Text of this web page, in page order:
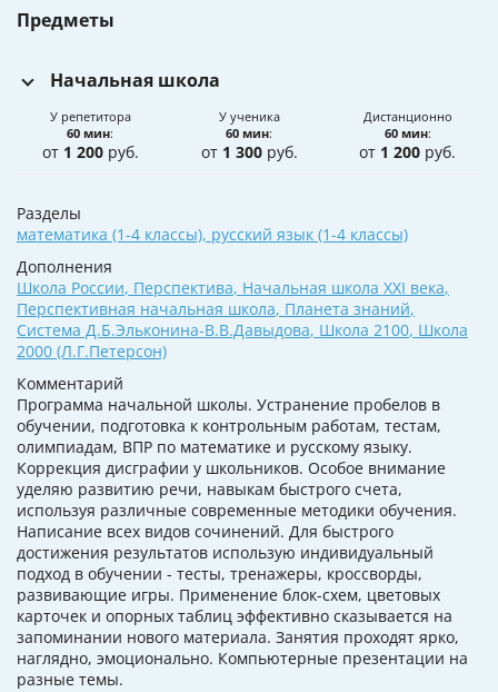
Предметы
Начальная школа
У репетитора
60 мин:
от 1 200руб.
У ученика
60 мин:
от 1 300руб.
Дистанционно
60 мин:
от 1 200 руб.
Разделы
математика (1-4 классы), русский язык (1-4 классы)
Дополнения
Школа России, Перспектива, Начальная школа XXI века,
Перспективная начальная школа, Планета знаний,
Система Д.Б.Эльконина-В.В.Давыдова, Школа 2100, Школа
2000 (Л.Г.Петерсон)
Комментарий
Программа начальной школы. Устранение пробелов в
обучении, подготовка к контрольным работам, тестам,
олимпиадам, ВПР по математике и русскому языку.
Коррекция дисграфии у школьников. Особое внимание
уделяю развитию речи, навыкам быстрого счета,
используя различные современные методики обучения.
Написание всех видов сочинений. Для быстрого
достижения результатов использую индивидуальный
подход в обучении - тесты, тренажеры, кроссворды,
развивающие игры. Применение блок-схем, цветовых
карточек и опорных таблиц эффективно сказывается на
запоминании нового материала. Занятия проходят ярко,
наглядно, эмоционально. Компьютерные презентации на
разные темы.